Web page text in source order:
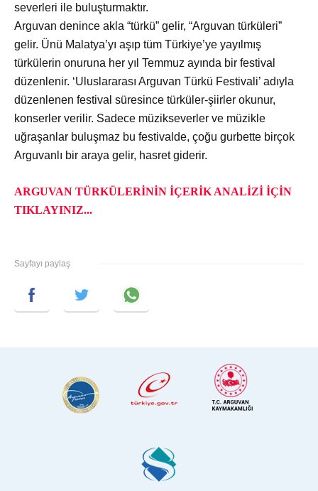
severleri ile buluşturmaktır.
Arguvan denince akla “türkü” gelir, “Arguvan türküleri”
gelir. Ünü Malatya’yı aşıp tüm Türkiye’ye yayılmış
türkülerin onuruna her yıl Temmuz ayında bir festival
düzenlenir. ‘Uluslararası Arguvan Türkü Festivali’ adıyla
düzenlenen festival süresince türküler-şiirler okunur,
konserler verilir. Sadece müzikseverler ve müzikle
uğraşanlar buluşmaz bu festivalde, çoğu gurbette birçok
Arguvanlı bir araya gelir, hasret giderir.
ARGUVAN TÜRKÜLERİNİN İÇERİK ANALİZİ İÇİN
TIKLAYINIZ...
Sayfayı paylaş